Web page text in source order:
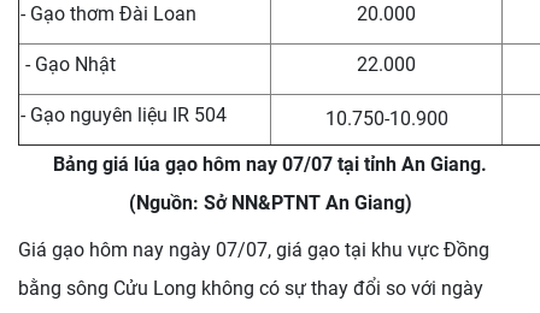
- Gạo thơm Đài Loan 20.000
- Gạo Nhật 22.000
- Gạo nguyên liệu IR 504
10.750-10.900
Bảng giá lúa gạo hôm nay 07/07 tại tỉnh An Giang.
(Nguồn: Sở NN&PTNT An Giang)
Giá gạo hôm nay ngày 07/07, giá gạo tại khu vực Đồng
bằng sông Cửu Long không có sự thay đổi so với ngày